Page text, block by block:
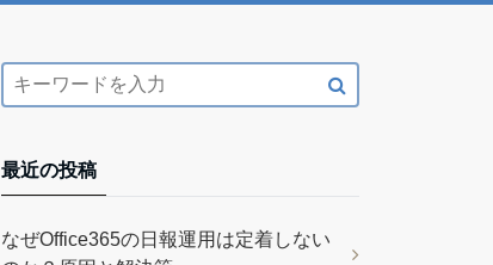
最近の投稿
なぜOffice365の日報運用は定着しない